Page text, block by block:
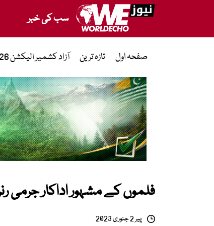
سب کی خبر
صفحہ اول تازہ ترین آزاد کشمیر الیکشن 2026
فلموں کے مشہور اداکار جرمی
پیر 2 جنوری 2023